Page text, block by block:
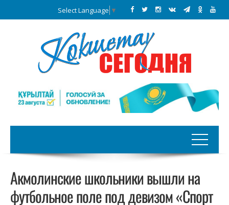
Select Language ▼
Акмолинские школьники вышли на
футбольное поле под девизом «Спорт